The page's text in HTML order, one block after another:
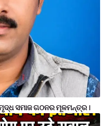
ସମାଜ ଗଠନର ମୂଳମନ୍ତ୍ର ।